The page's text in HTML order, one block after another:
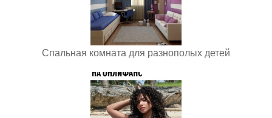
Спальная комната для разнополых детей